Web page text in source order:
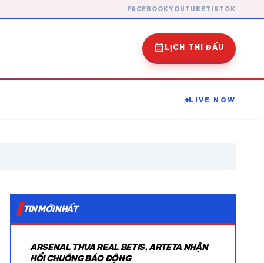
FACEBOOKYOUTUBETIKTOK
calendar_month LỊCH THI ĐẤU
LIVE NOW
expand_more
TIN MỚI NHẤT
ARSENAL THUA REAL BETIS, ARTETA NHẬN
HỒI CHUÔNG BÁO ĐỘNG